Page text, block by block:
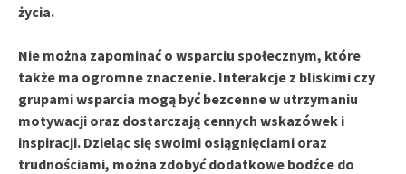
życia.
Nie można zapominać o wsparciu społecznym, które
także ma ogromne znaczenie. Interakcje z bliskimi czy
grupami wsparcia mogą być bezcenne w utrzymaniu
motywacji oraz dostarczają cennych wskazówek i
inspiracji. Dzieląc się swoimi osiągnięciami oraz
trudnościami, można zdobyć dodatkowe bodźce do